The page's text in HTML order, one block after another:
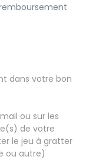
dans votre bon
ou sur les
de votre
le jeu à gratter
ou autre)